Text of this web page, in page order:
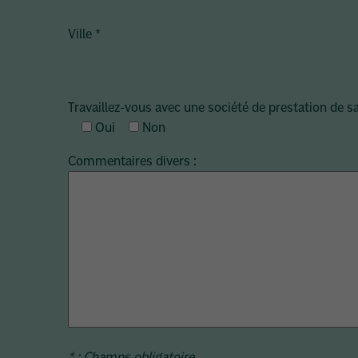
Ville *
Travaillez-vous avec une société de prestation de
Oui
Non
Commentaires divers :